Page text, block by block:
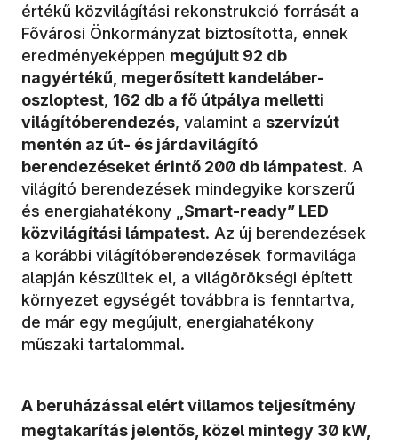
értékű közvilágítási rekonstrukció forrását a
Fővárosi Önkormányzat biztosította, ennek
eredményeképpen megújult 92 db
nagyértékű, megerősített kandeláber-
oszloptest, 162 db a fő útpálya melletti
világítóberendezés, valamint a szervízút
mentén az út- és járdavilágító
berendezéseket érintő 200 db lámpatest. A
világító berendezések mindegyike korszerű
és energiahatékony
„Smart-ready” LED
közvilágítási lámpatest. Az új berendezések
a korábbi világítóberendezések formavilága
alapján készültek el, a világörökségi épített
környezet egységét továbbra is fenntartva,
de már egy megújult, energiahatékony
műszaki tartalommal.
A beruházással elért villamos teljesítmény
megtakarítás jelentős, közel mintegy 30 kW,